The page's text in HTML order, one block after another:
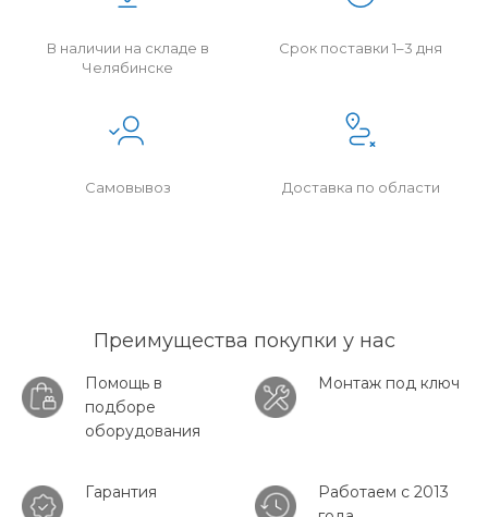
В наличии на складе в
Челябинске
Срок поставки 1–3 дня
Самовывоз Доставка по области
Преимущества покупки у нас
Помощь в
подборе
оборудования
Монтаж под ключ
Гарантия
Работаем с 2013